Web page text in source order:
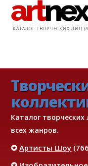
art
КАТАЛОГ ТВОРЧЕСКИХ ЛИЦ
ГЛАВНАЯ
КАТАЛОГ
ИНФОРМАЦИЯ
Каталог
всех жанров.
✪Артисты Шоу